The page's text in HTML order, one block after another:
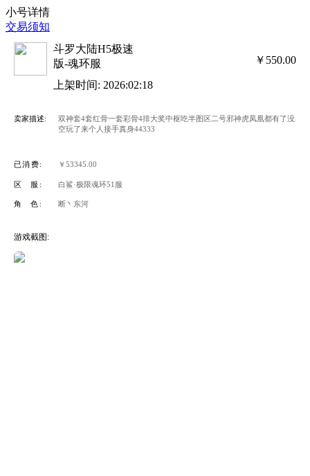
小号详情
交易须知
斗罗大陆H5极速
版-魂环服
上架时间: 2026:02:18
￥550.00
卖家描述:
双神套4套红骨一套彩骨4排大奖中枢吃半图区二号邪神虎凤凰都有了没
空玩了来个人接手真身44333
已消费: ￥53345.00
区 服: 白鲨·极限魂环51服
角 色: 断丶东河
游戏截图: